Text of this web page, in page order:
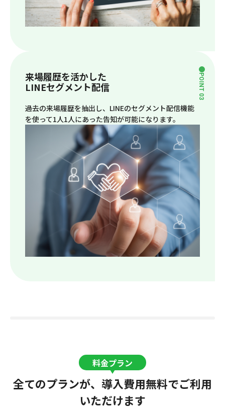
来場履歴を活かした
LINEセグメント配信
過去の来場履歴を抽出し、LINEのセグメント配信機能
を使って1人1人にあった告知が可能になります。
POINT 03
料金プラン
全てのプランが、導入費用無料でご利用
いただけます